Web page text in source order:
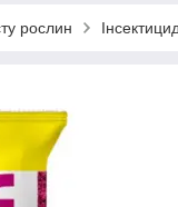
рослин